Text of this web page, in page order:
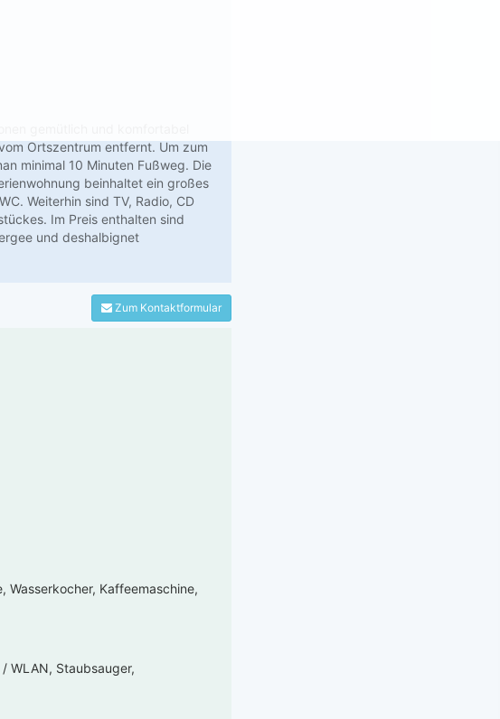
Ortszentrum entfernt. Um zum
minimal 10 Minuten Fußweg. Die
beinhaltet ein großes
Weiterhin sind TV, Radio, CD
Im Preis enthalten sind
und deshalbignet
Zum Kontaktformular
Wasserkocher, Kaffeemaschine,
WLAN, Staubsauger,